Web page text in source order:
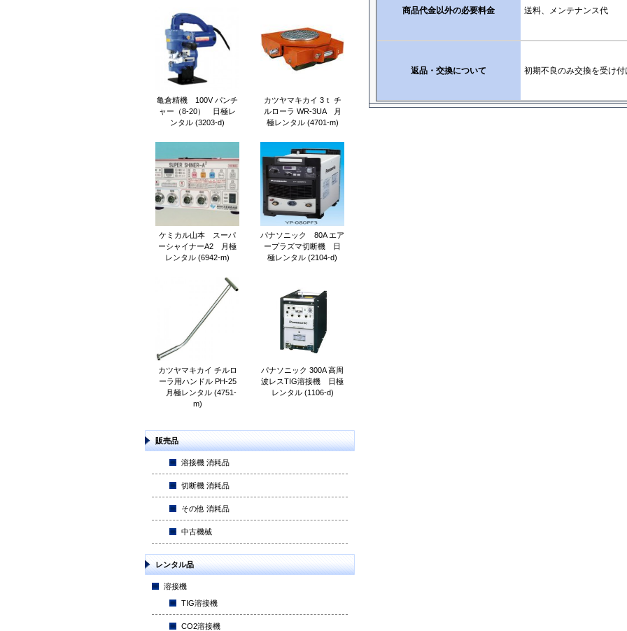
亀倉精機 100V パンチ
ャー（8-20） 日極レ
ンタル (3203-d)
カツヤマキカイ 3ｔ チ
ルローラ WR-3UA 月
極レンタル (4701-m)
ケミカル山本 スーパ
ーシャイナーA2 月極
レンタル (6942-m)
パナソニック 80A エア
ープラズマ切断機 日
極レンタル (2104-d)
カツヤマキカイ チルロ
ーラ用ハンドル PH-25
月極レンタル (4751-
m)
パナソニック 300A 高周
波レスTIG溶接機 日極
レンタル (1106-d)
販売品
溶接機 消耗品
切断機 消耗品
その他 消耗品
中古機械
レンタル品
溶接機
TIG溶接機
CO2溶接機
商品代金以外の必要料金 送料、メンテナンス代
返品・交換について 初期不良のみ交換を受け付